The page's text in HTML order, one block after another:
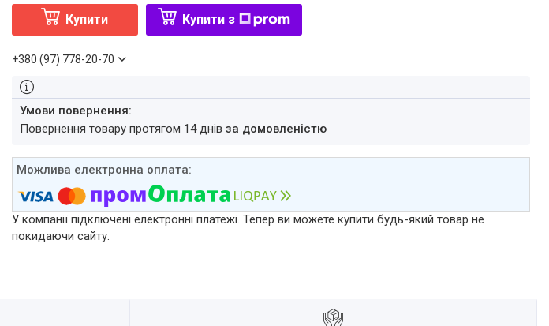
Купити Купити з
+380 (97) 778-20-70
повернення товару протягом 14 днів за домовленістю
У компанії підключені електронні платежі. Тепер ви можете купити будь-який товар не
покидаючи сайту.